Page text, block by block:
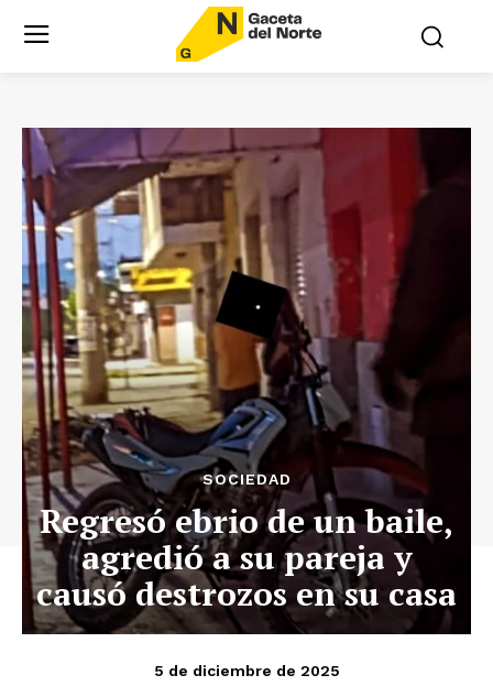
SOCIEDAD
Regresó ebrio de un baile,
agredió a su pareja y
causó destrozos en su casa
5 de diciembre de 2025